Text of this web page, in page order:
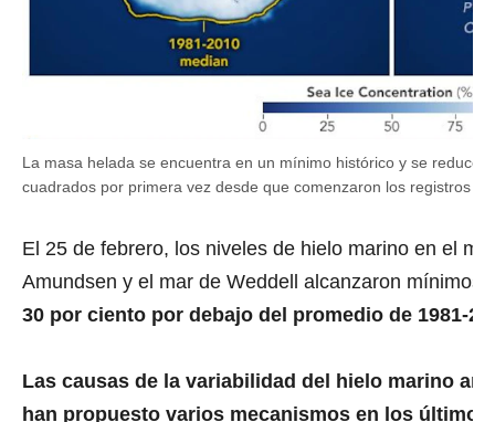
La masa helada se encuentra en un mínimo histórico y se reduce
cuadrados por primera vez desde que comenzaron los registros
El 25 de febrero, los niveles de hielo marino en el
Amundsen y el mar de Weddell alcanzaron mínimos
30 por ciento por debajo del promedio de 1981-
Las causas de la variabilidad del hielo marino
han propuesto varios mecanismos en los últimos